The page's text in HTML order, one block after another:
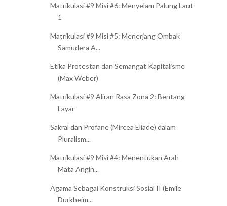
Matrikulasi #9 Misi #6: Menyelam Palung Laut
1
Matrikulasi #9 Misi #5: Menerjang Ombak
Samudera A...
Etika Protestan dan Semangat Kapitalisme
(Max Weber)
Matrikulasi #9 Aliran Rasa Zona 2: Bentang
Layar
Sakral dan Profane (Mircea Eliade) dalam
Pluralism...
Matrikulasi #9 Misi #4: Menentukan Arah
Mata Angin...
Agama Sebagai Konstruksi Sosial II (Emile
Durkheim...